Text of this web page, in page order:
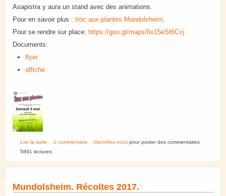
Asapistra y aura un stand avec des animations.
Pour en savoir plus : troc aux plantes Mundolsheim
Pour se rendre sur place: https://goo.gl/maps/6x15eSt6Cvj
Documents:
flyer
affiche
Lire la suite de Troc aux plantes 2018. Mundolsheim.
1 commentaire Identifiez-vous pour poster des commentaires
5891 lectures
Mundolsheim. Récoltes 2017.